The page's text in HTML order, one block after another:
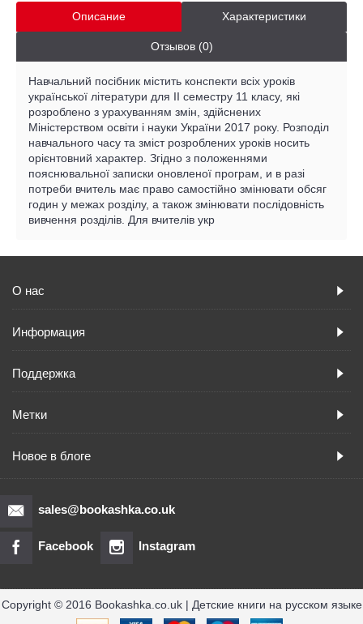
Описание Характеристики
Отзывов (0)
Навчальний посібник містить конспекти всіх уроків
української літератури для ІІ семестру 11 класу, які
розроблено з урахуванням змін, здійснених
Міністерством освіти і науки України 2017 року. Розподіл
навчального часу та зміст розроблених уроків носить
орієнтовний характер. Згідно з положеннями
пояснювальної записки оновленої програм, и в разі
потреби вчитель має право самостійно змінювати обсяг
годин у межах розділу, а також змінювати послідовність
вивчення розділів. Для вчителів укр
О нас
Информация
Поддержка
Метки
Новое в блоге
sales@bookashka.co.uk
Facebook Instagram
Copyright © 2016 Bookashka.co.uk | Детские книги на русском языке